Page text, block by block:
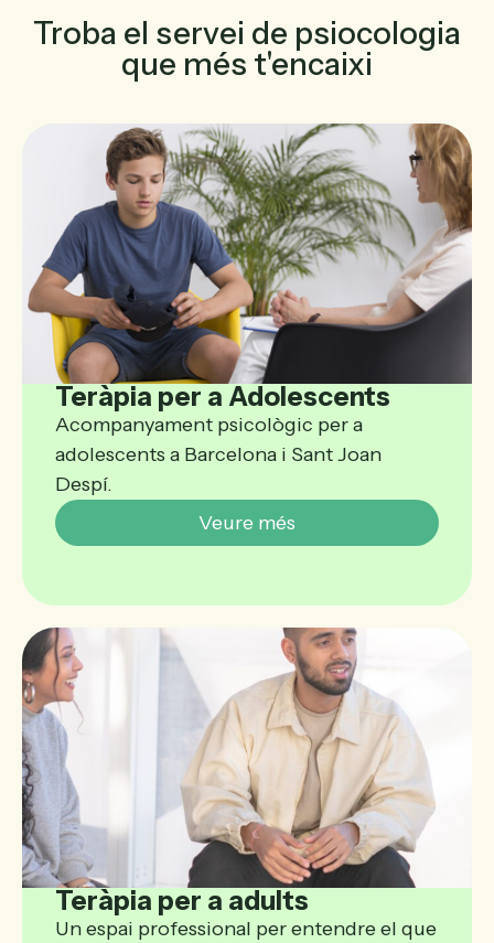
Troba el servei de psiocologia
que més t'encaixi
Teràpia per a Adolescents
Acompanyament psicològic per a
adolescents a Barcelona i Sant Joan
Despí.
Veure més
Teràpia per a adults
Un espai professional per entendre el que